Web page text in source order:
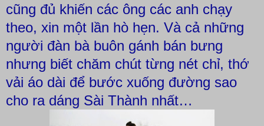
cũng đủ khiến các ông các anh chạy
theo, xin một lần hò hẹn. Và cả những
người đàn bà buôn gánh bán bưng
nhưng biết chăm chút từng nét chỉ, thớ
vải áo dài để bước xuống đường sao
cho ra dáng Sài Thành nhất…